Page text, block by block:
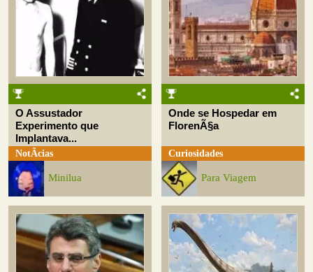
O Assustador
Experimento que
Implantava...
NotÃ­cias
Minilua
Onde se Hospedar em
FlorenÃ§a
Curiosidades
Para Viagem